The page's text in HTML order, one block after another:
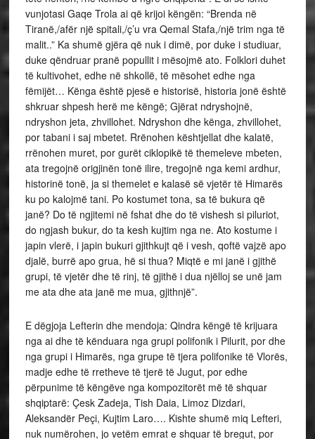
vunjotasi Gaqe Trola ai që krijoi këngën: “Brenda në
Tiranë,/afër një spitali,/ç’u vra Qemal Stafa,/një trim nga të
malit..” Ka shumë gjëra që nuk i dimë, por duke i studiuar,
duke qëndruar pranë popullit i mësojmë ato. Folklori duhet
të kultivohet, edhe në shkollë, të mësohet edhe nga
fëmijët… Kënga është pjesë e historisë, historia jonë është
shkruar shpesh herë me këngë; Gjërat ndryshojnë,
ndryshon jeta, zhvillohet. Ndryshon dhe kënga, zhvillohet,
por tabani i saj mbetet. Rrënohen kështjellat dhe kalatë,
rrënohen muret, por gurët ciklopikë të themeleve mbeten,
ata tregojnë origjinën tonë ilire, tregojnë nga kemi ardhur,
historinë tonë, ja si themelet e kalasë së vjetër të Himarës
ku po kalojmë tani. Po kostumet tona, sa të bukura që
janë? Do të ngjitemi në fshat dhe do të vishesh si piluriot,
do ngjash bukur, do ta kesh kujtim nga ne. Ato kostume i
japin vlerë, i japin bukuri gjithkujt që i vesh, qoftë vajzë apo
djalë, burrë apo grua, hë si thua? Miqtë e mi janë i gjithë
grupi, të vjetër dhe të rinj, të gjithë i dua njëlloj se unë jam
me ata dhe ata janë me mua, gjithnjë”.
E dëgjoja Lefterin dhe mendoja: Qindra këngë të krijuara
nga ai dhe të kënduara nga grupi polifonik i Pilurit, por dhe
nga grupi i Himarës, nga grupe të tjera polifonike të Vlorës,
madje edhe të rretheve të tjerë të Jugut, por edhe
përpunime të këngëve nga kompozitorët më të shquar
shqiptarë: Çesk Zadeja, Tish Daia, Limoz Dizdari,
Aleksandër Peçi, Kujtim Laro…. Kishte shumë miq Lefteri,
nuk numërohen, jo vetëm emrat e shquar të bregut, por